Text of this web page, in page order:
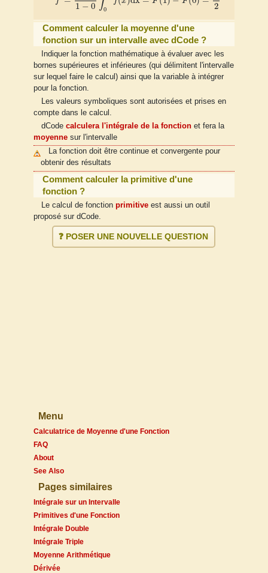
1 − 0 0 2
Comment calculer la moyenne d'une
fonction sur un intervalle avec dCode ?
Indiquer la fonction mathématique à évaluer avec les
bornes supérieures et inférieures (qui délimitent l'intervalle
sur lequel faire le calcul) ainsi que la variable à intégrer
pour la fonction.
Les valeurs symboliques sont autorisées et prises en
compte dans le calcul.
dCode calculera l'intégrale de la fonctionet fera la
moyenne sur l'intervalle
La fonction doit être continue et convergente pour
obtenir des résultats
Comment calculer la primitive d'une
fonction ?
Le calcul de fonction primitiveest aussi un outil
proposé sur dCode.
❓ POSER UNE NOUVELLE QUESTION
Menu
Calculatrice de Moyenne d'une Fonction
FAQ
About
See Also
Pages similaires
Intégrale sur un Intervalle
Primitives d'une Fonction
Intégrale Double
Intégrale Triple
Moyenne Arithmétique
Dérivée